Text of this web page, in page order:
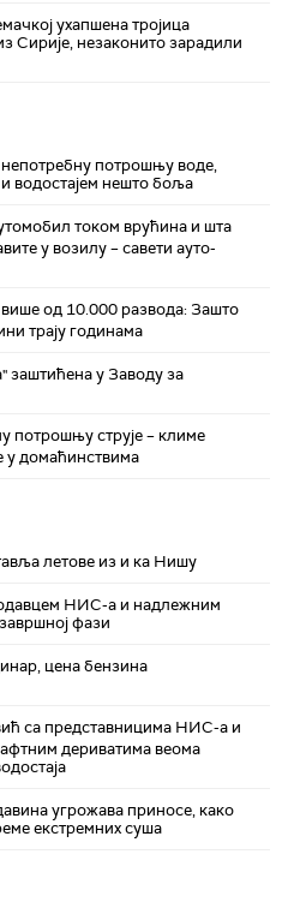
ухапшена тројица
Сирије, незаконито зарадили
потрошњу воде,
водостајем нешто боља
током врућина и шта
у возилу – савети ауто-
од 10.000 развода: Зашто
трају годинама
заштићена у Заводу за
потрошњу струје – климе
у домаћинствима
летове из и ка Нишу
НИС-а и надлежним
фази
цена бензина
са представницима НИС-а и
дериватима веома
угрожава приносе, како
екстремних суша